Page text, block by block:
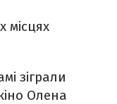
місцях
зіграли
Олена